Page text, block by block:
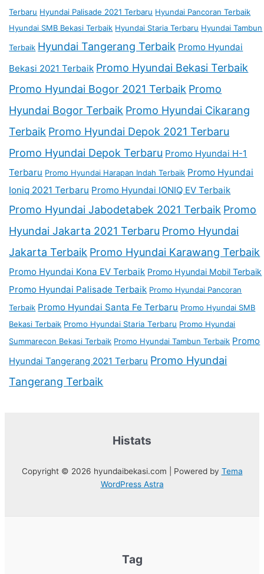
Terbaru Hyundai Palisade 2021 Terbaru Hyundai Pancoran Terbaik
Hyundai SMB Bekasi Terbaik Hyundai Staria Terbaru Hyundai Tambun
Terbaik Hyundai Tangerang Terbaik Promo Hyundai
Bekasi 2021 Terbaik Promo Hyundai Bekasi Terbaik
Promo Hyundai Bogor 2021 Terbaik Promo
Hyundai Bogor Terbaik Promo Hyundai Cikarang
Terbaik Promo Hyundai Depok 2021 Terbaru
Promo Hyundai Depok Terbaru Promo Hyundai H-1
Terbaru Promo Hyundai Harapan Indah Terbaik Promo Hyundai
Ioniq 2021 Terbaru Promo Hyundai IONIQ EV Terbaik
Promo Hyundai Jabodetabek 2021 Terbaik Promo
Hyundai Jakarta 2021 Terbaru Promo Hyundai
Jakarta Terbaik Promo Hyundai Karawang Terbaik
Promo Hyundai Kona EV Terbaik Promo Hyundai Mobil Terbaik
Promo Hyundai Palisade Terbaik Promo Hyundai Pancoran
Terbaik Promo Hyundai Santa Fe Terbaru Promo Hyundai SMB
Bekasi Terbaik Promo Hyundai Staria Terbaru Promo Hyundai
Summarecon Bekasi Terbaik Promo Hyundai Tambun Terbaik Promo
Hyundai Tangerang 2021 Terbaru Promo Hyundai
Tangerang Terbaik
Histats
Copyright © 2026 hyundaibekasi.com | Powered by Tema
WordPress Astra
Tag